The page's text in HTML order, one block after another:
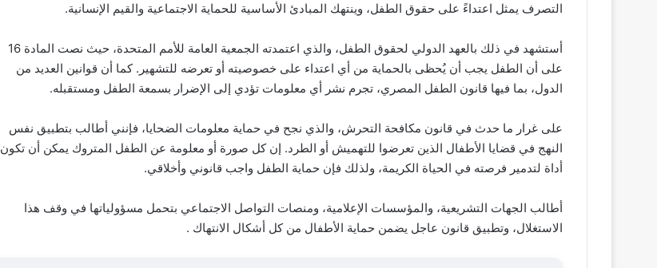
التصرف يمثل اعتداءً على حقوق الطفل، وينتهك المبادئ الأساسية للحماية الاجتماعية والقيم الإنسانية.
أستشهد في ذلك بالعهد الدولي لحقوق الطفل، والذي اعتمدته الجمعية العامة للأمم المتحدة، حيث نصت المادة 16
على أن الطفل يجب أن يُحظى بالحماية من أي اعتداء على خصوصيته أو تعرضه للتشهير. كما أن قوانين العديد من
الدول، بما فيها قانون الطفل المصري، تجرم نشر أي معلومات تؤدي إلى الإضرار بسمعة الطفل ومستقبله.
على غرار ما حدث في قانون مكافحة التحرش، والذي نجح في حماية معلومات الضحايا، فإنني أطالب بتطبيق نفس
النهج في قضايا الأطفال الذين تعرضوا للتهميش أو الطرد. إن كل صورة أو معلومة عن الطفل المتروك يمكن أن تكون
أداة لتدمير فرصته في الحياة الكريمة، ولذلك فإن حماية الطفل واجب قانوني وأخلاقي.
أطالب الجهات التشريعية، والمؤسسات الإعلامية، ومنصات التواصل الاجتماعي بتحمل مسؤولياتها في وقف هذا
الاستغلال، وتطبيق قانون عاجل يضمن حماية الأطفال من كل أشكال الانتهاك .